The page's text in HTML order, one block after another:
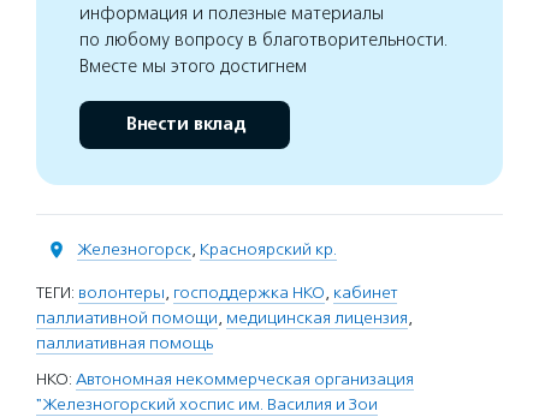
информация и полезные материалы
по любому вопросу в благотворительности.
Вместе мы этого достигнем
Внести вклад
Железногорск, Красноярский кр.
ТЕГИ: волонтеры, господдержка НКО, кабинет
паллиативной помощи, медицинская лицензия,
паллиативная помощь
НКО: Автономная некоммерческая организация
"Железногорский хоспис им. Василия и Зои